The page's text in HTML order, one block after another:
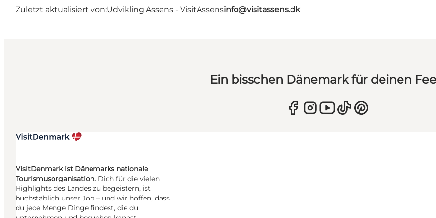
Zuletzt aktualisiert von:Udvikling Assens - VisitAssensinfo@visitassens.dk
Ein bisschen Dänemark für deinen
VisitDenmark ist Dänemarks nationale
Tourismusorganisation. Dich für die vielen
Highlights des Landes zu begeistern, ist
buchstäblich unser Job – und wir hoffen, dass
du jede Menge Dinge findest, die du